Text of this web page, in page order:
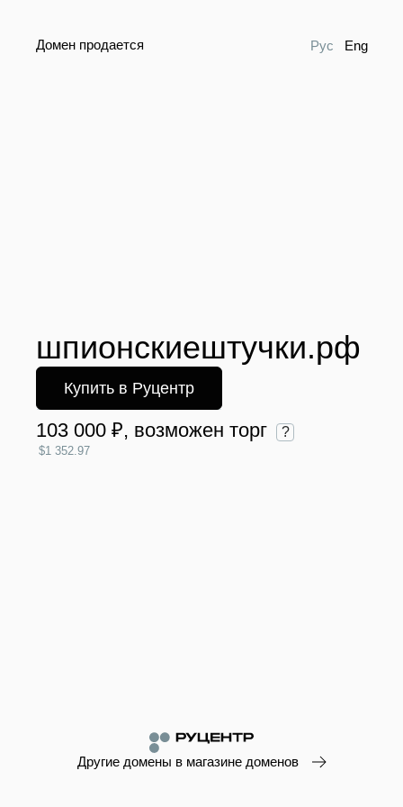
Домен продается Рус Eng
шпионскиештучки.рф
Купить в Руцентр
103 000 ₽, возможен торг ?
$1 352.97
Другие домены в магазине доменов